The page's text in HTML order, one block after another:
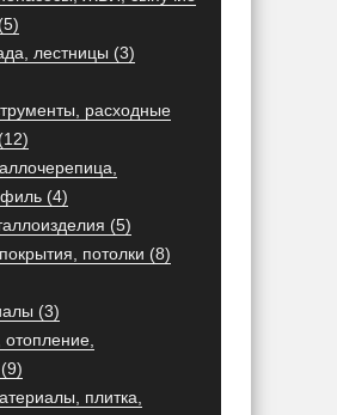
лестницы (3)
расходные
(4)
(5)
потолки (8)
(3)
плитка,